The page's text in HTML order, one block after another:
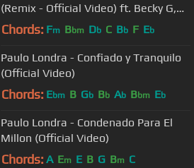
(Remix - Official Video) ft. Becky G,
Leslie Grace, Lali
Chords: Fm Bbm Db C Bb F Eb
Paulo Londra - Confiado y Tranquilo
(Official Video)
Chords: Ebm B Gb Bb Ab Bbm Eb
Paulo Londra - Condenado Para El
Millon (Official Video)
Chords: A Em E B G Bm C